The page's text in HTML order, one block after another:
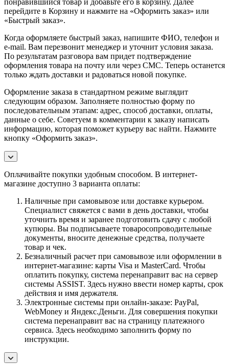
перейдите в Корзину и нажмите на «Оформить заказ» или
«Быстрый заказ».
Когда оформляете быстрый заказ, напишите ФИО, телефон и
e-mail. Вам перезвонит менеджер и уточнит условия заказа.
По результатам разговора вам придет подтверждение
оформления товара на почту или через СМС. Теперь останется
только ждать доставки и радоваться новой покупке.
Оформление заказа в стандартном режиме выглядит
следующим образом. Заполняете полностью форму по
последовательным этапам: адрес, способ доставки, оплаты,
данные о себе. Советуем в комментарии к заказу написать
информацию, которая поможет курьеру вас найти. Нажмите
кнопку «Оформить заказ».
Оплачивайте покупки удобным способом. В интернет-
магазине доступно 3 варианта оплаты:
Наличные при самовывозе или доставке курьером.
Специалист свяжется с вами в день доставки, чтобы
уточнить время и заранее подготовить сдачу с любой
купюры. Вы подписываете товаросопроводительные
документы, вносите денежные средства, получаете
товар и чек.
Безналичный расчет при самовывозе или оформлении в
интернет-магазине: карты Visa и MasterCard. Чтобы
оплатить покупку, система перенаправит вас на сервер
системы ASSIST. Здесь нужно ввести номер карты, срок
действия и имя держателя.
Электронные системы при онлайн-заказе: PayPal,
WebMoney и Яндекс.Деньги. Для совершения покупки
система перенаправит вас на страницу платежного
сервиса. Здесь необходимо заполнить форму по
инструкции.